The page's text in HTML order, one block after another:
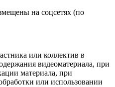
на соцсетях (по
или коллектив в
видеоматериала, при
материала, при
или использовании